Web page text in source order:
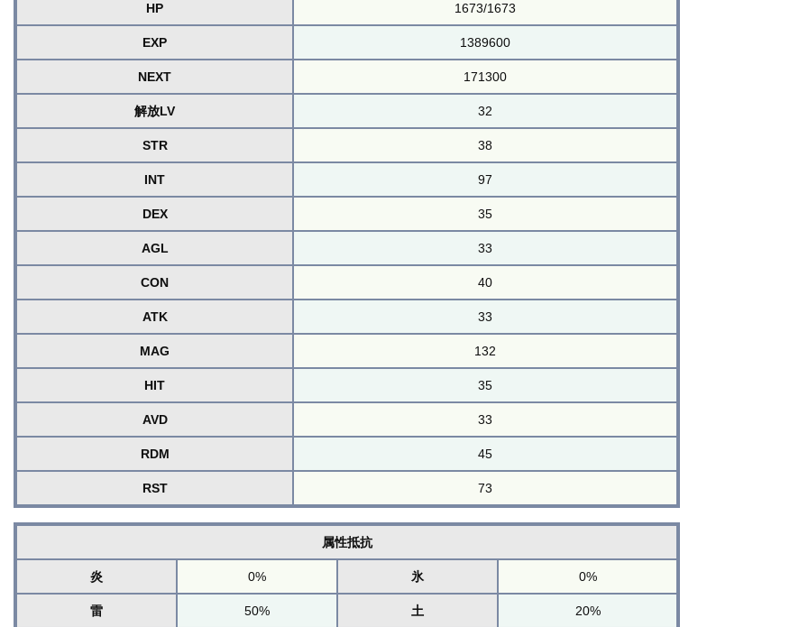
HP 1673/1673
EXP 1389600
NEXT 171300
解放LV 32
STR 38
INT 97
DEX 35
AGL 33
CON 40
ATK 33
MAG 132
HIT 35
AVD 33
RDM 45
RST 73
属性抵抗
炎 0% 氷 0%
雷 50% 土 20%